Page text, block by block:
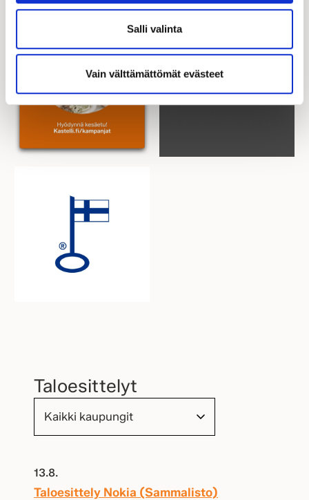
Salli valinta
Vain välttämättömät evästeet
Taloesittelyt
13.8.
Taloesittely Nokia (Sammalisto)